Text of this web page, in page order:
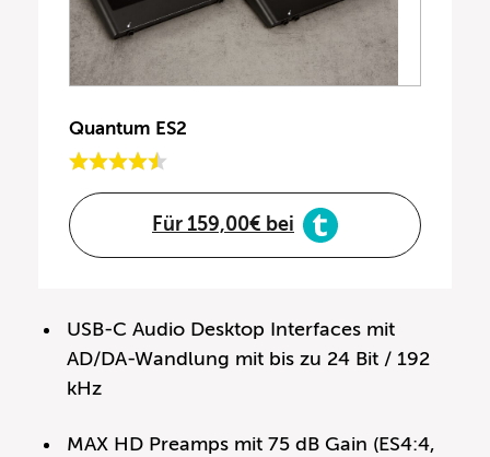
Quantum ES2
Für 159,00€ bei
USB-C Audio Desktop Interfaces mit
AD/DA-Wandlung mit bis zu 24 Bit / 192
kHz
MAX HD Preamps mit 75 dB Gain (ES4:4,